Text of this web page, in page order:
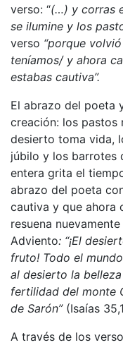
verso: “(…) y corras
se ilumine y los
verso “porque
teníamos/ y ahora
estabas cautiva”.
El abrazo del poeta
creación: los pastos
desierto toma vida,
júbilo y los barrotes
entera grita el
abrazo del poeta
cautiva y que ahora
resuena
Adviento: “¡El
fruto! Todo el
al desierto la
fertilidad del monte
de Sarón” (Isaías
A través de los